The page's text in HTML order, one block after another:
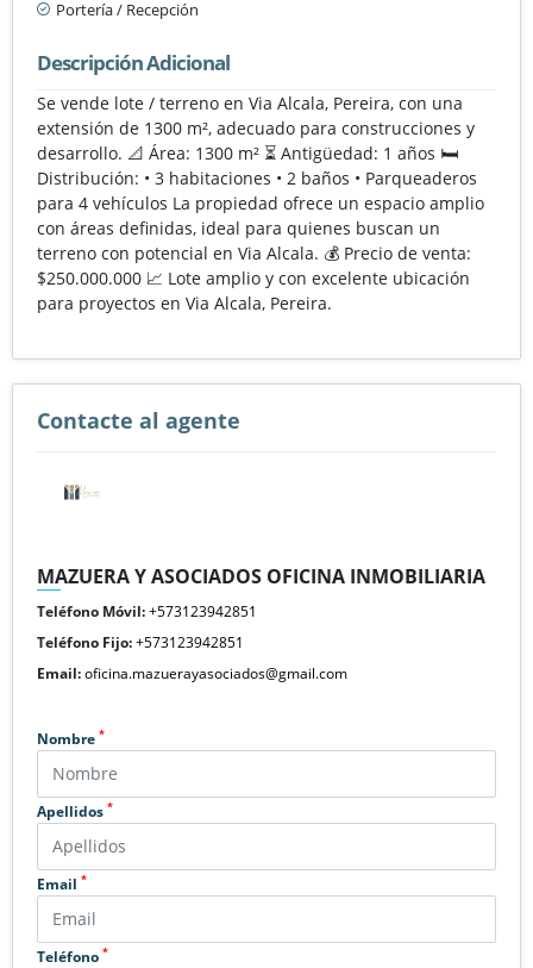
Portería / Recepción
Descripción Adicional
Se vende lote / terreno en Via Alcala, Pereira, con una
extensión de 1300 m², adecuado para construcciones y
desarrollo. 📐 Área: 1300 m² ⏳ Antigüedad: 1 años 🛏️
Distribución: • 3 habitaciones • 2 baños • Parqueaderos
para 4 vehículos La propiedad ofrece un espacio amplio
con áreas definidas, ideal para quienes buscan un
terreno con potencial en Via Alcala. 💰 Precio de venta:
$250.000.000 📈 Lote amplio y con excelente ubicación
para proyectos en Via Alcala, Pereira.
Contacte al agente
MAZUERA Y ASOCIADOS OFICINA INMOBILIARIA
Teléfono Móvil:+573123942851
Teléfono Fijo:+573123942851
Email:oficina.mazuerayasociados@gmail.com
Nombre *
Apellidos *
Email *
Teléfono *